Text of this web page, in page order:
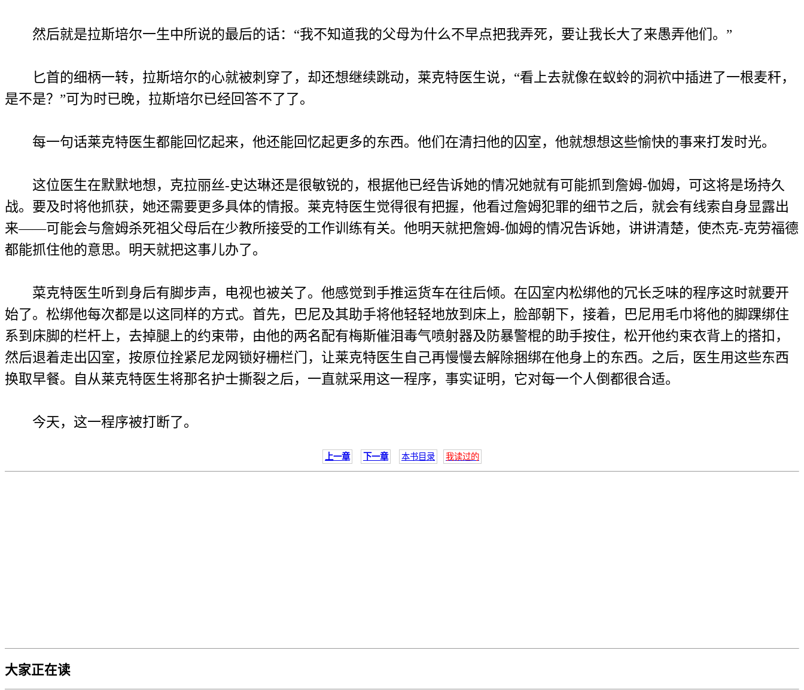
然后就是拉斯培尔一生中所说的最后的话：“我不知道我的父母为什么不早点把我弄死，要让我长大了来愚弄他们。”
匕首的细柄一转，拉斯培尔的心就被刺穿了，却还想继续跳动，莱克特医生说，“看上去就像在蚁蛉的洞袕中插进了一根麦秆，
是不是？”可为时已晚，拉斯培尔已经回答不了了。
每一句话莱克特医生都能回忆起来，他还能回忆起更多的东西。他们在清扫他的囚室，他就想想这些愉快的事来打发时光。
这位医生在默默地想，克拉丽丝-史达琳还是很敏锐的，根据他已经告诉她的情况她就有可能抓到詹姆-伽姆，可这将是场持久
战。要及时将他抓获，她还需要更多具体的情报。莱克特医生觉得很有把握，他看过詹姆犯罪的细节之后，就会有线索自身显露出
来——可能会与詹姆杀死祖父母后在少教所接受的工作训练有关。他明天就把詹姆-伽姆的情况告诉她，讲讲清楚，使杰克-克劳福德
都能抓住他的意思。明天就把这事儿办了。
菜克特医生听到身后有脚步声，电视也被关了。他感觉到手推运货车在往后倾。在囚室内松绑他的冗长乏味的程序这时就要开
始了。松绑他每次都是以这同样的方式。首先，巴尼及其助手将他轻轻地放到床上，脸部朝下，接着，巴尼用毛巾将他的脚踝绑住
系到床脚的栏杆上，去掉腿上的约束带，由他的两名配有梅斯催泪毒气喷射器及防暴警棍的助手按住，松开他约束衣背上的搭扣，
然后退着走出囚室，按原位拴紧尼龙网锁好栅栏门，让莱克特医生自己再慢慢去解除捆绑在他身上的东西。之后，医生用这些东西
换取早餐。自从莱克特医生将那名护士撕裂之后，一直就采用这一程序，事实证明，它对每一个人倒都很合适。
今天，这一程序被打断了。
上一章 下一章 本书目录 我读过的
大家正在读